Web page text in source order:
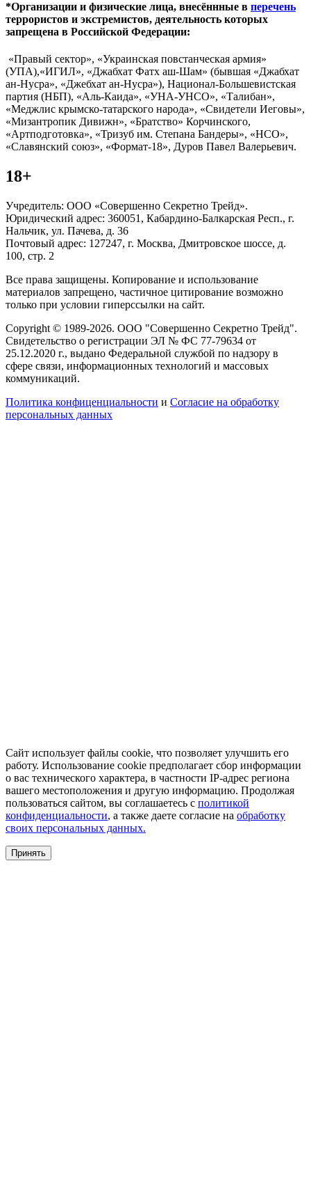
*Организации и физические лица, внесённные в перечень
террористов и экстремистов, деятельность которых
запрещена в Российской Федерации:
«Правый сектор», «Украинская повстанческая армия»
(УПА),«ИГИЛ», «Джабхат Фатх аш-Шам» (бывшая «Джабхат
ан-Нусра», «Джебхат ан-Нусра»), Национал-Большевистская
партия (НБП), «Аль-Каида», «УНА-УНСО», «Талибан»,
«Меджлис крымско-татарского народа», «Свидетели Иеговы»,
«Мизантропик Дивижн», «Братство» Корчинского,
«Артподготовка», «Тризуб им. Степана Бандеры», «НСО»,
«Славянский союз», «Формат-18», Дуров Павел Валерьевич.
18+
Учредитель: ООО «Совершенно Секретно Трейд».
Юридический адрес: 360051, Кабардино-Балкарская Респ., г.
Нальчик, ул. Пачева, д. 36
Почтовый адрес: 127247, г. Москва, Дмитровское шоссе, д.
100, стр. 2
Все права защищены. Копирование и использование
материалов запрещено, частичное цитирование возможно
только при условии гиперссылки на сайт.
Copyright © 1989-2026. ООО "Совершенно Секретно Трейд".
Свидетельство о регистрации ЭЛ № ФС 77-79634 от
25.12.2020 г., выдано Федеральной службой по надзору в
сфере связи, информационных технологий и массовых
коммуникаций.
Политика конфиценциальности и Согласие на обработку
персональных данных
Сайт использует файлы cookie, что позволяет улучшить его
работу. Использование cookie предполагает сбор информации
о вас технического характера, в частности IP-адрес региона
вашего местоположения и другую информацию. Продолжая
пользоваться сайтом, вы соглашаетесь с политикой
конфиденциальности, а также даете согласие на обработку
своих персональных данных.
Принять